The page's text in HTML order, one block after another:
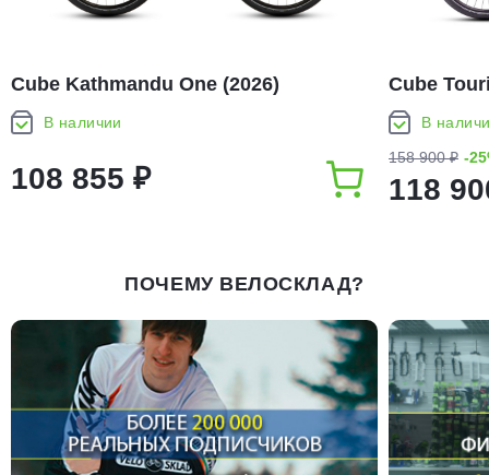
Cube Kathmandu One (2026)
В наличии
108 855 ₽
Cube
В
158 900 ₽ -
118
ПОЧЕМУ ВЕЛОСКЛАД?